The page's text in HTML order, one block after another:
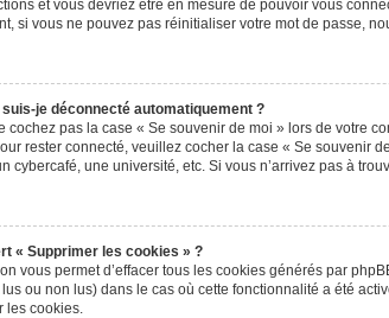
et vous devriez être en mesure de pouvoir vous
si vous ne pouvez pas réinitialiser votre mot de passe,
je déconnecté automatiquement ?
cochez pas la case « Se souvenir de moi » lors de votre
rester connecté, veuillez cocher la case « Se souvenir
cybercafé, une université, etc. Si vous n’arrivez pas à
« Supprimer les cookies » ?
vous permet d’effacer tous les cookies générés par
lus ou non lus) dans le cas où cette fonctionnalité a été
les cookies.